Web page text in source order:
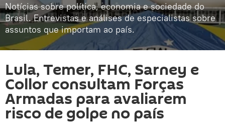
Notícias sobre política, economia e sociedade do
Brasil. Entrevistas e análises de especialistas sobre
assuntos que importam ao país.
Lula, Temer, FHC, Sarney e
Collor consultam Forças
Armadas para avaliarem
risco de golpe no país